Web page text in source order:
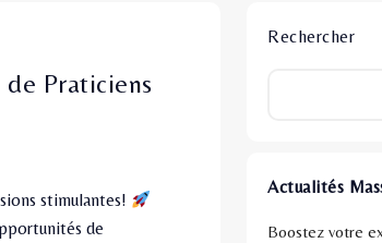
Praticiens
stimulantes!
de
Rechercher
Actualités
Boostez votre